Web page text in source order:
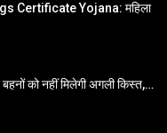
Certificate Yojana: महिला
को नहीं मिलेगी अगली किस्त,…